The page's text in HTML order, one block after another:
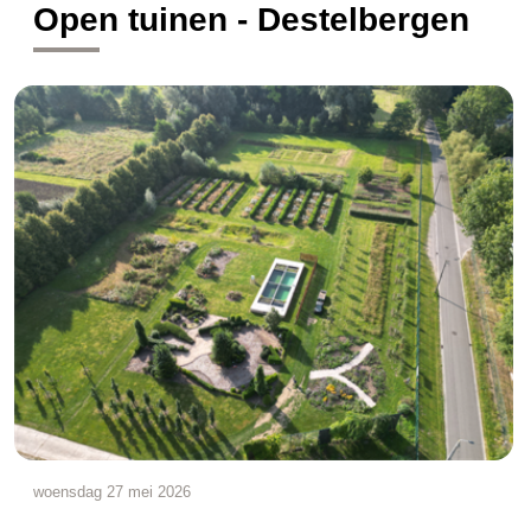
Open tuinen - Destelbergen
woensdag 27 mei 2026